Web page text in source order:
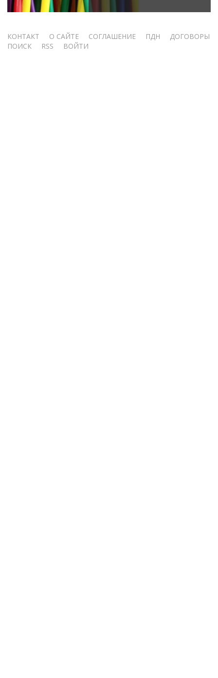
Меню
КОНТАКТ О САЙТЕ СОГЛАШЕНИЕ ПДН
ДОГОВОРЫ
ПОИСК
RSS ВОЙТИ